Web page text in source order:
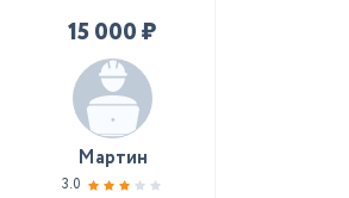
15 000 ₽
Мартин
3.0